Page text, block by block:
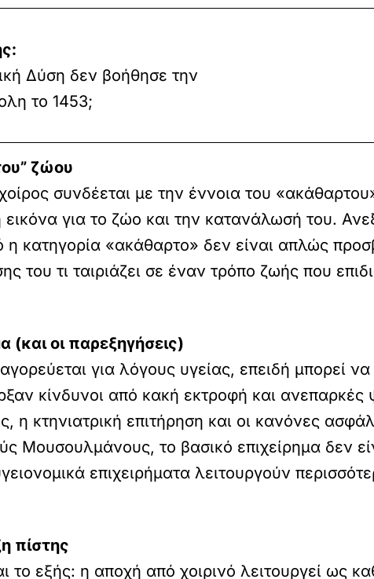
Δύση δεν βοήθησε την
το 1453;
ζώου
συνδέεται με την έννοια του
εικόνα για το ζώο και την κατανάλωσή του.
η κατηγορία «ακάθαρτο» δεν είναι απλώς
του τι ταιριάζει σε έναν τρόπο ζωής που
(και οι παρεξηγήσεις)
για λόγους υγείας, επειδή μπορεί
κίνδυνοι από κακή εκτροφή και
κτηνιατρική επιτήρηση και οι κανόνες
Μουσουλμάνους, το βασικό επιχείρημα δεν
επιχειρήματα λειτουργούν
πίστης
το εξής: η αποχή από χοιρινό λειτουργεί ως